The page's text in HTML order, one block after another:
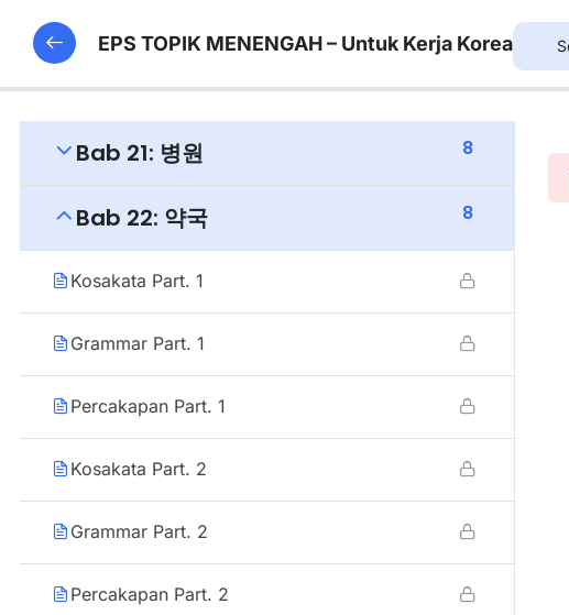
Bab 21: 병원 8
Bab 22: 약국 8
Kosakata Part. 1
Grammar Part. 1
Percakapan Part. 1
Kosakata Part. 2
Grammar Part. 2
Percakapan Part. 2
EPS TOPIK MENENGAH – Untuk Kerja Korea